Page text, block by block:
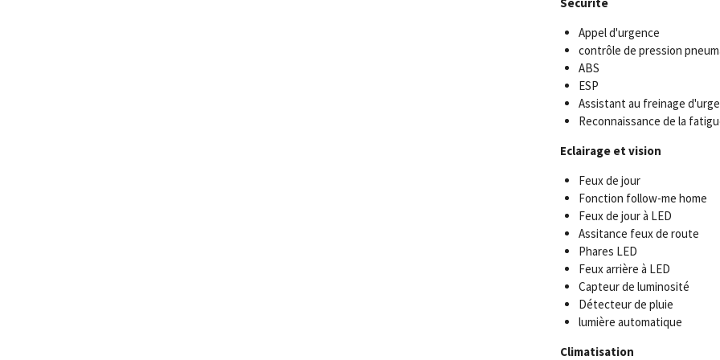
Appel d'urgence
contrôle de pression
ABS
ESP
Assistant au freinage
Reconnaissance de la
Eclairage et vision
Feux de jour
Fonction follow-me home
Feux de jour à LED
Assitance feux de route
Phares LED
Feux arrière à LED
Capteur de luminosité
Détecteur de pluie
lumière automatique
Climatisation